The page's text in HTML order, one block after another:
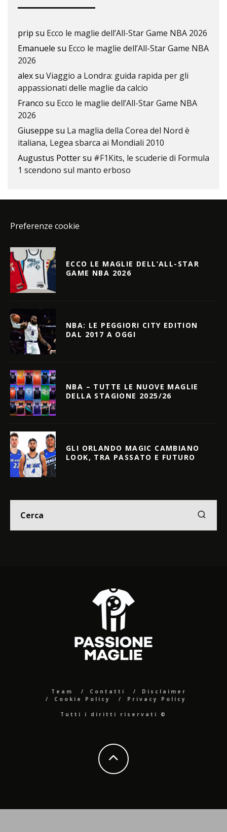
prip su Ecco le maglie dell’All-Star Game NBA 2026
Emanuele su Ecco le maglie dell’All-Star Game NBA
2026
alexsu Viaggio a Londra: guida rapida per gli
appassionati delle maglie da calcio
Franco su Ecco le maglie dell’All-Star Game NBA
2026
Giuseppe su La maglia della Corea del Nord è
italiana, Legea sbarca ai Mondiali 2010
Augustus Pottersu #F1Kits, le scuderie di Formula
1 scendono sul manto erboso
Preferenze cookie
ECCO LE MAGLIE DELL’ALL-STAR
GAME NBA 2026
NBA: LE PEGGIORI CITY EDITION
DAL 2017 A OGGI
NBA – TUTTE LE NUOVE MAGLIE
DELLA STAGIONE 2025/26
GLI ORLANDO MAGIC CAMBIANO
LOOK, TRA PASSATO E FUTURO
Team Contatti
Disclaimer
Cookie Policy
Privacy Policy
Tutti i diritti riservati ©